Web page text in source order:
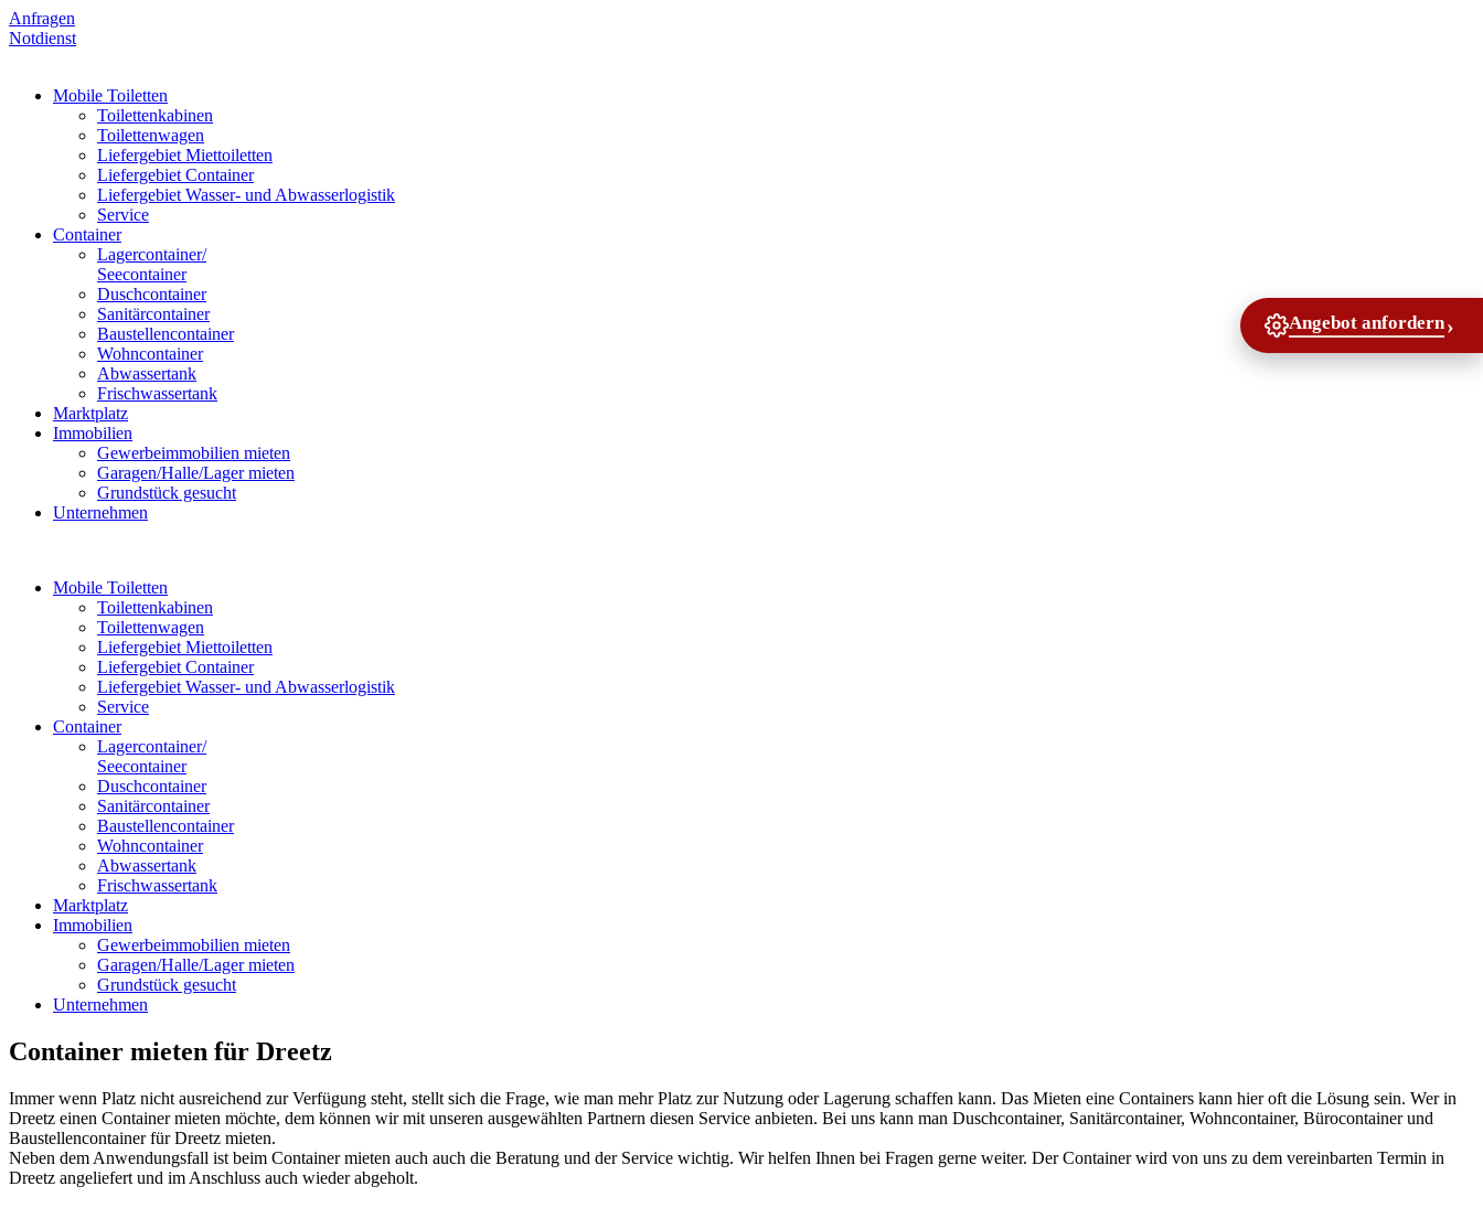
Anfragen
Notdienst
Mobile Toiletten
Toilettenkabinen
Toilettenwagen
Liefergebiet Miettoiletten
Liefergebiet Container
Liefergebiet Wasser- und Abwasserlogistik
Service
Container
Lagercontainer/
Seecontainer
Duschcontainer
Sanitärcontainer
Baustellencontainer
Wohncontainer
Abwassertank
Frischwassertank
Marktplatz
Immobilien
Gewerbeimmobilien mieten
Garagen/Halle/Lager mieten
Grundstück gesucht
Unternehmen
Mobile Toiletten
Toilettenkabinen
Toilettenwagen
Liefergebiet Miettoiletten
Liefergebiet Container
Liefergebiet Wasser- und Abwasserlogistik
Service
Container
Lagercontainer/
Seecontainer
Duschcontainer
Sanitärcontainer
Baustellencontainer
Wohncontainer
Abwassertank
Frischwassertank
Marktplatz
Immobilien
Gewerbeimmobilien mieten
Garagen/Halle/Lager mieten
Grundstück gesucht
Unternehmen
Container mieten für Dreetz
Immer wenn Platz nicht ausreichend zur Verfügung steht, stellt sich die Frage, wie man mehr Platz zur Nutzung oder Lagerung schaffen kann. Das Mieten eine Containers kann hier oft die Lösung sein. Wer in
Dreetz einen Container mieten möchte, dem können wir mit unseren ausgewählten Partnern diesen Service anbieten. Bei uns kann man Duschcontainer, Sanitärcontainer, Wohncontainer, Bürocontainer und
Baustellencontainer für Dreetz mieten.
Neben dem Anwendungsfall ist beim Container mieten auch auch die Beratung und der Service wichtig. Wir helfen Ihnen bei Fragen gerne weiter. Der Container wird von uns zu dem vereinbarten Termin in
Dreetz angeliefert und im Anschluss auch wieder abgeholt.
Angebot anfordern›